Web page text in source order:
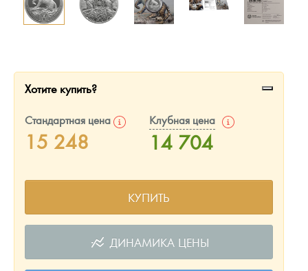
Русская нумизматика
Монеты и жетоны из недрагоценных металлов
Книги по нумизматике
Хотите купить?
Стандартная цена
15 248
Клубная цена
14 704
КУПИТЬ
ДИНАМИКА ЦЕНЫ